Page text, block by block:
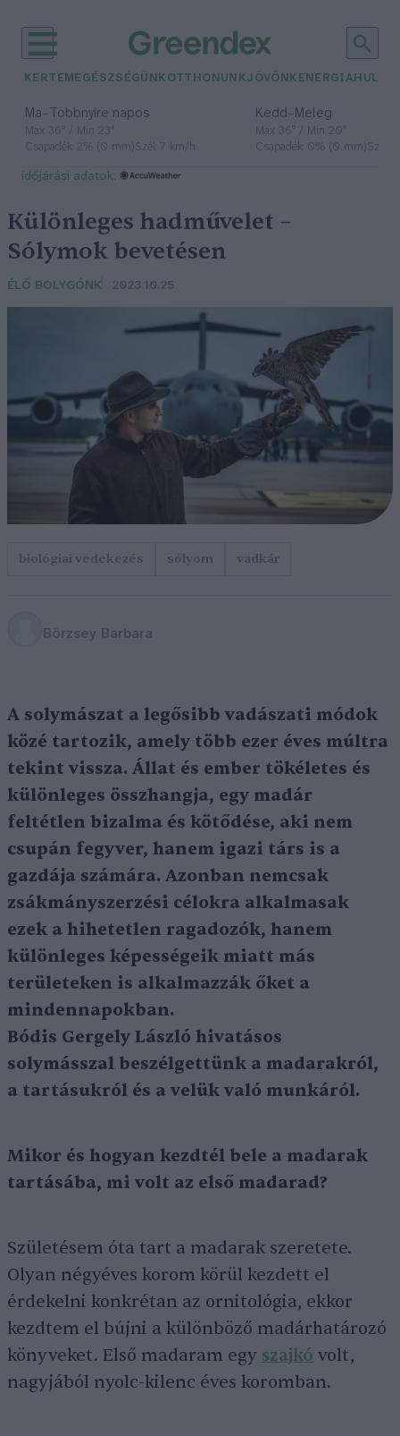
KERTEM EGÉSZSÉGÜNK OTTHONUNKJÖVŐNK ENERGIA
Ma– Többnyire napos
Max 36° / Min 23°
Csapadék: 2% (0 mm)Szél: 7 km/h
Kedd– Meleg
Max 36° / Min 20°
Csapadék: 0% (0 mm)Szél:
időjárási adatok:
Különleges hadművelet –
Sólymok bevetésen
ÉLŐ BOLYGÓNK 2023.10.25
biológiai védekezés sólyom vadkár
Börzsey Barbara
A solymászat a legősibb vadászati módok
közé tartozik, amely több ezer éves múltra
tekint vissza. Állat és ember tökéletes és
különleges összhangja, egy madár
feltétlen bizalma és kötődése, aki nem
csupán fegyver, hanem igazi társ is a
gazdája számára. Azonban nemcsak
zsákmányszerzési célokra alkalmasak
ezek a hihetetlen ragadozók, hanem
különleges képességeik miatt más
területeken is alkalmazzák őket a
mindennapokban.
Bódis Gergely László hivatásos
solymásszal beszélgettünk a madarakról,
a tartásukról és a velük való munkáról.
Mikor és hogyan kezdtél bele a madarak
tartásába, mi volt az első madarad?
Születésem óta tart a madarak szeretete.
Olyan négyéves korom körül kezdett el
érdekelni konkrétan az ornitológia, ekkor
kezdtem el bújni a különböző madárhatározó
könyveket. Első madaram egy szajkó volt,
nagyjából nyolc-kilenc éves koromban.